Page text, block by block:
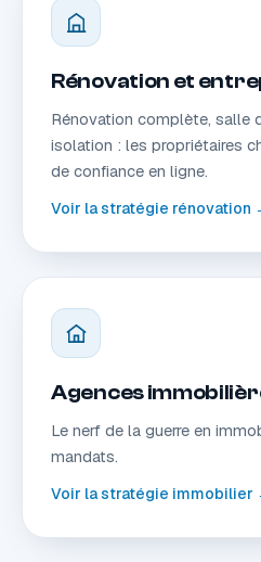
Rénovation et
Rénovation complète, salle
isolation : les propriétaires
de confiance en ligne.
Voir la stratégie rénovation
Agences
Le nerf de la guerre en
mandats.
Voir la stratégie immobilier